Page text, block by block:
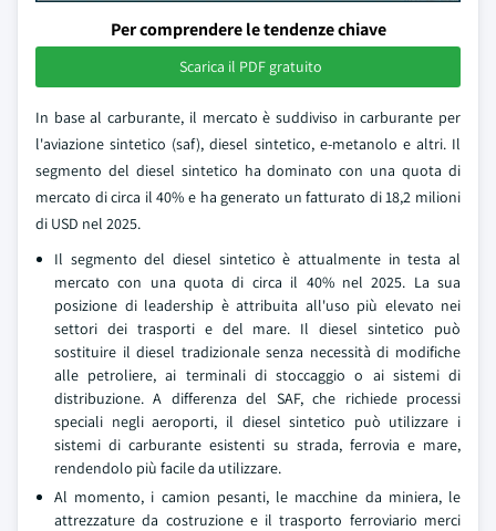
Per comprendere le tendenze chiave
Scarica il PDF gratuito
In base al carburante, il mercato è suddiviso in carburante per
l'aviazione sintetico (saf), diesel sintetico, e-metanolo e altri. Il
segmento del diesel sintetico ha dominato con una quota di
mercato di circa il 40% e ha generato un fatturato di 18,2 milioni
di USD nel 2025.
Il segmento del diesel sintetico è attualmente in testa al
mercato con una quota di circa il 40% nel 2025. La sua
posizione di leadership è attribuita all'uso più elevato nei
settori dei trasporti e del mare. Il diesel sintetico può
sostituire il diesel tradizionale senza necessità di modifiche
alle petroliere, ai terminali di stoccaggio o ai sistemi di
distribuzione. A differenza del SAF, che richiede processi
speciali negli aeroporti, il diesel sintetico può utilizzare i
sistemi di carburante esistenti su strada, ferrovia e mare,
rendendolo più facile da utilizzare.
Al momento, i camion pesanti, le macchine da miniera, le
attrezzature da costruzione e il trasporto ferroviario merci